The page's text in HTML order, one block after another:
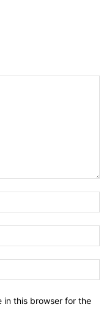
in this browser for the